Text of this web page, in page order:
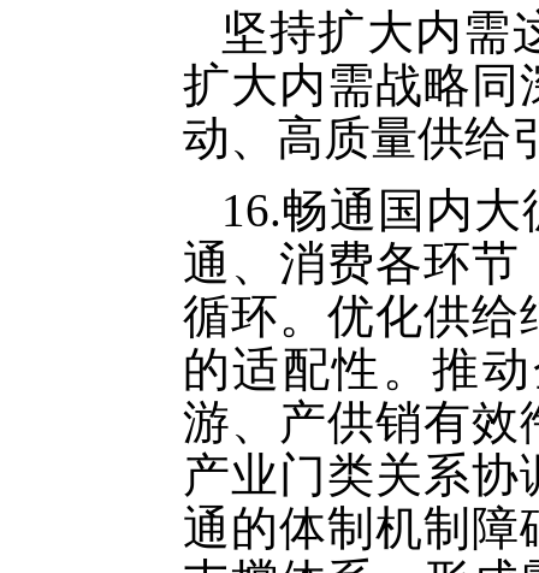
坚持扩大内需
扩大内需战略同
动、高质量供给
16.畅通国内
通、消费各环节
循环。优化供给
的适配性。推
游、产供销有效
产业门类关系
通的体制机制障